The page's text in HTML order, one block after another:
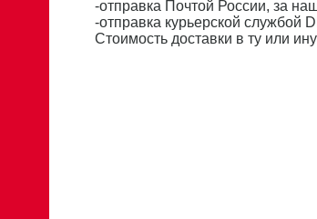
-отправка Почтой России, за
-отправка курьерской службой
Стоимость доставки в ту или